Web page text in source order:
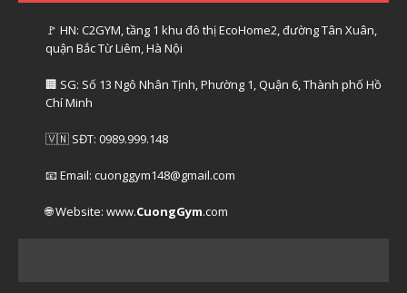
🚩 HN: C2GYM, tầng 1 khu đô thị EcoHome2, đường Tân Xuân,
quận Bắc Từ Liêm, Hà Nội
🏢 SG: Số 13 Ngô Nhân Tịnh, Phường 1, Quận 6, Thành phố Hồ
Chí Minh
🇻🇳 SĐT: 0989.999.148
📧 Email: cuonggym148@gmail.com
🌐 Website: www.CuongGym.com